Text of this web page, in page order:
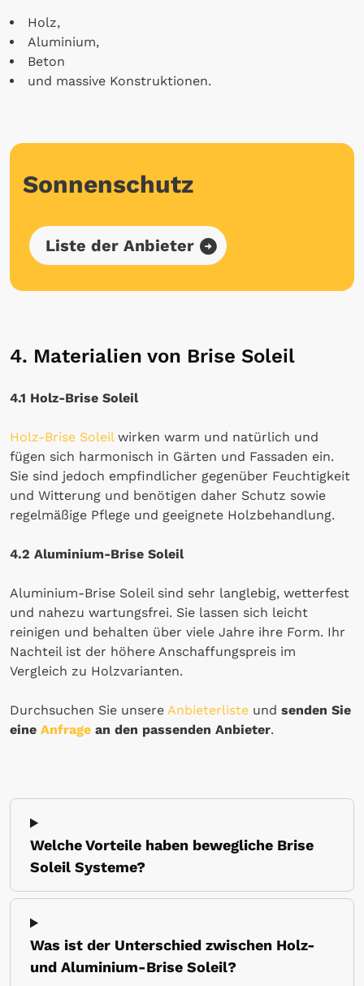
Holz,
Aluminium,
Beton
und massive Konstruktionen.
Sonnenschutz
Liste der Anbieter
4. Materialien von Brise Soleil
4.1 Holz-Brise Soleil
Holz-Brise Soleil wirken warm und natürlich und
fügen sich harmonisch in Gärten und Fassaden ein.
Sie sind jedoch empfindlicher gegenüber Feuchtigkeit
und Witterung und benötigen daher Schutz sowie
regelmäßige Pflege und geeignete Holzbehandlung.
4.2 Aluminium-Brise Soleil
Aluminium-Brise Soleil sind sehr langlebig, wetterfest
und nahezu wartungsfrei. Sie lassen sich leicht
reinigen und behalten über viele Jahre ihre Form. Ihr
Nachteil ist der höhere Anschaffungspreis im
Vergleich zu Holzvarianten.
Durchsuchen Sie unsere Anbieterliste und senden Sie
eine Anfrage an den passenden Anbieter.
Welche Vorteile haben bewegliche Brise
Soleil Systeme?
Was ist der Unterschied zwischen Holz-
und Aluminium-Brise Soleil?